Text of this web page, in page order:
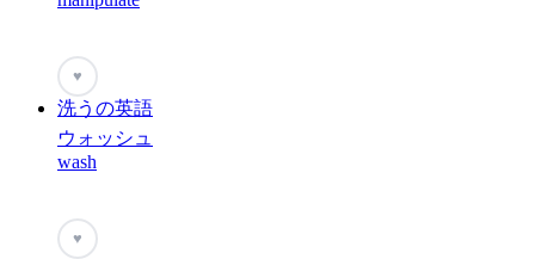
♥
洗うの英語
ウォッシュ
wash
♥